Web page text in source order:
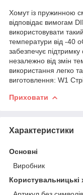
Хомут із пружинною
відповідає вимогам
використовувати
температури від -40
забезпечує
незалежно від змін
використання легко
виготовлення: W1
Приховати
Характеристики
Основні
Виробник
Користувальницькі